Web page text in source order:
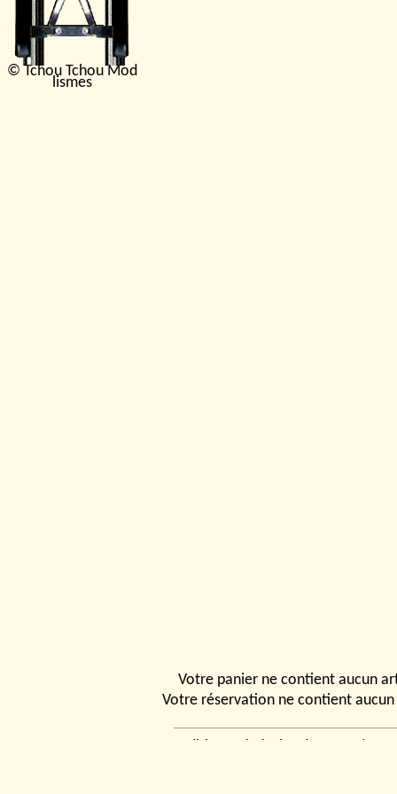
© Tchou Tchou Mod
lismes
Votre panier ne contient aucun
Votre réservation ne contient